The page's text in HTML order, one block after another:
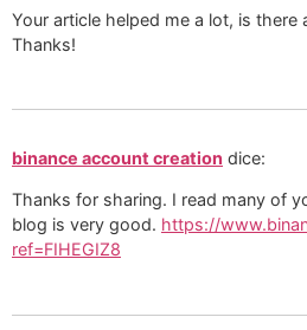
Your article helped me a lot, is there
Thanks!
binance account creation dice:
Thanks for sharing. I read many of
blog is very good. https://
ref=FIHEGIZ8